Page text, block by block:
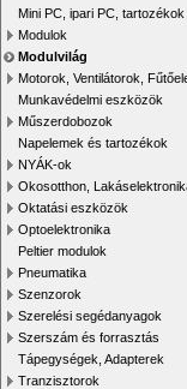
Mini PC, ipari PC, tartozékok
Modulok
Modulvilág
Motorok, Ventilátorok,
Munkavédelmi eszközök
Műszerdobozok
Napelemek és tartozékok
NYÁK-ok
Okosotthon,
Oktatási eszközök
Optoelektronika
Peltier modulok
Pneumatika
Szenzorok
Szerelési segédanyagok
Szerszám és forrasztás
Tápegységek, Adapterek
Tranzisztorok